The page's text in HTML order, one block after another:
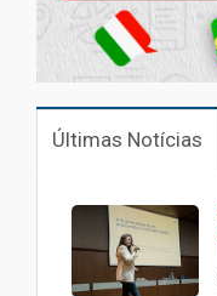
Últimas Notícias